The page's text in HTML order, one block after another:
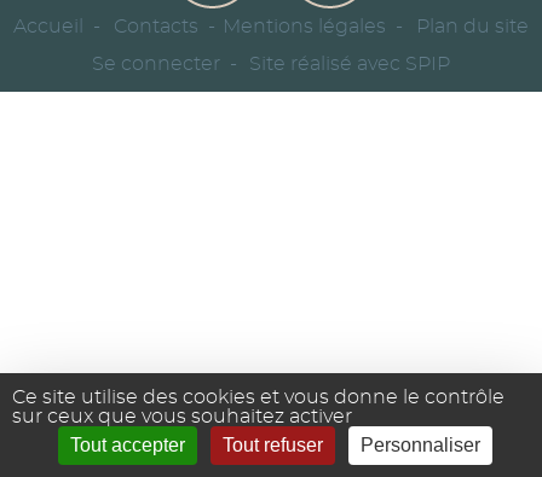
Ce site utilise des cookies et vous donne le contrôle
sur ceux que vous souhaitez activer
Tout accepter Tout refuser Personnaliser
Accueil Contacts Mentions légales
Plan du site
Se connecter
Site réalisé avec SPIP